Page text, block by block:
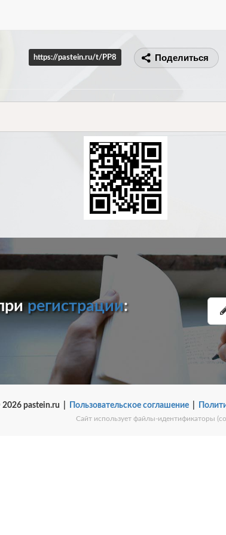
https://pastein.ru/t/PP8 Поделиться
регистрации:
pastein.ru | Пользовательское соглашение|
Сайт использует файлы-идентификаторы